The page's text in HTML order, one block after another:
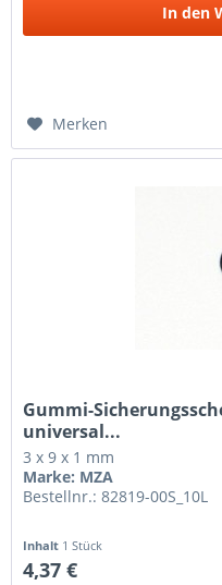
In den
Merken
Gummi-
universal...
3 x 9 x 1 mm
Marke: MZA
Bestellnr.: 82819-00S_10L
Inhalt 1 Stück
4,37 €